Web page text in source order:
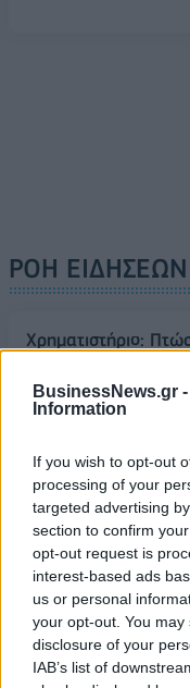
BusinessNews.gr -
Information
If you wish to opt-out
processing of your
targeted advertising
section to confirm
opt-out request is
interest-based ads
us or personal
your opt-out. You
disclosure of your
IAB’s list of
ΡΟΗ ΕΙΔΗΣΕΩΝ
Χρηματιστήριο:
06/08/2026 - 18:10
του Λογαριασμού
06/08/2026 - 17:40
Κυβερνητική
Στρατηγική
βιομηχανίας
06/08/2026 - 17:18
Από τις 28
Κάρτας Αγρότη